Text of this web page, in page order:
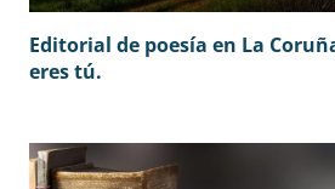
Editorial de poesía en La
eres tú.